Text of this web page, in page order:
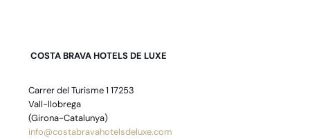
COSTA BRAVA HOTELS DE LUXE
Carrer del Turisme 1 17253
Vall-llobrega
(Girona-Catalunya)
info@costabravahotelsdeluxe.com